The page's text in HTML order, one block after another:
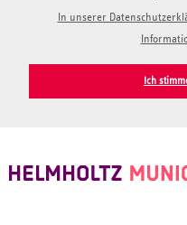
In unserer
Ich